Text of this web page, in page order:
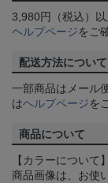
3,980円（税込）
ヘルプページをご
配送方法について
一部商品はメール
はヘルプページを
商品について
【カラーについて】
商品画像は、お使